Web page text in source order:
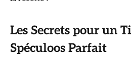
Les Secrets pour un
Spéculoos Parfait